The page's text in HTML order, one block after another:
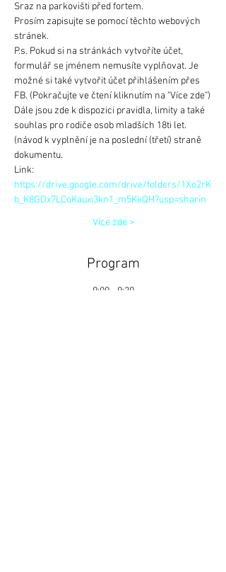
Sraz na parkovišti před fortem.
Prosím zapisujte se pomocí těchto webových
stránek.
P.s. Pokud si na stránkách vytvoříte účet,
formulář se jménem nemusíte vyplňovat. Je
možné si také vytvořit účet přihlášením přes
FB. (Pokračujte ve čtení kliknutím na "Více zde")
Dále jsou zde k dispozici pravidla, limity a také
souhlas pro rodiče osob mladších 18ti let.
(návod k vyplnění je na poslední (třetí) straně
dokumentu.
Link:
https://drive.google.com/drive/folders/1Xo2rK
b_K8GDx7LCoKauxi3kn1_m5KkQH?usp=sharin
Více zde >
Program
9:00 - 9:20